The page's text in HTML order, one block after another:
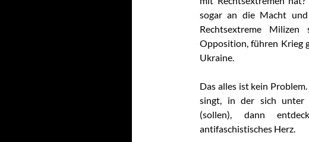
sogar an die Macht
Rechtsextreme
Opposition, führen Krieg
Ukraine.
Das alles ist kein
singt, in der sich unter
(sollen), dann
antifaschistisches Herz.